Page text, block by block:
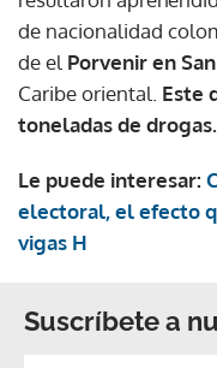
de nacionalidad
de el Porvenir en
Caribe oriental. Este
toneladas de drogas.
Le puede interesar:
electoral, el efecto
vigas H
Suscríbete a